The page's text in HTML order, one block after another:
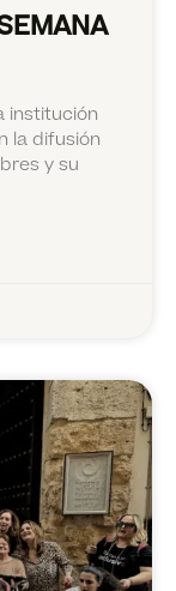
institución
la difusión
y su